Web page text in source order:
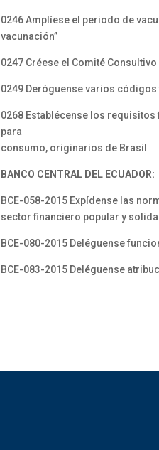
0246 Amplíese el periodo de
vacunación”
0247 Créese el Comité
0249 Deróguense varios
0268 Establécense los
para
consumo, originarios de Brasil
BANCO CENTRAL DEL ECUADOR:
BCE-058-2015 Expídense las
sector financiero popular y
BCE-080-2015 Deléguense
BCE-083-2015 Deléguense